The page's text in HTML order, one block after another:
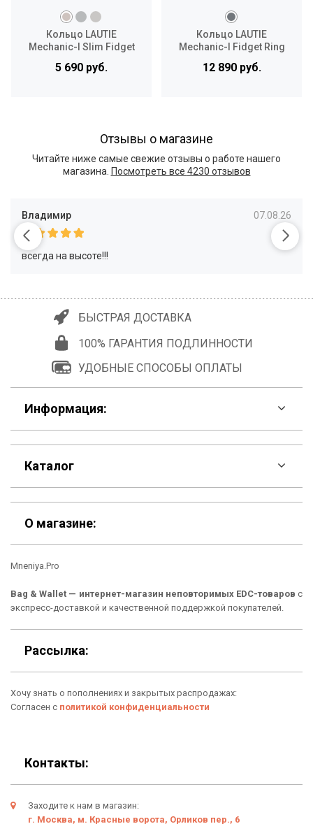
Кольцо LAUTIE
Mechanic-I Slim Fidget
5 690 руб.
Кольцо LAUTIE
Mechanic-I Fidget Ring
12 890 руб.
Отзывы о магазине
Читайте ниже самые свежие отзывы о работе нашего
магазина. Посмотреть все 4230 отзывов
Владимир 07.08.26
всегда на высоте!!!
БЫСТРАЯ ДОСТАВКА
100% ГАРАНТИЯ ПОДЛИННОСТИ
УДОБНЫЕ СПОСОБЫ ОПЛАТЫ
Информация:
F.A.Q
Контакты
Шоурум
Материалы
Подарочные сертификаты
О нас
Отзывы о Bag & Wallet
Гарантия
Условия возврата
Оферта
Каталог
Скидки
Кошельки
Сумки
Новинки
Подарки
О магазине:
Mneniya.Pro
Bag & Wallet — интернет-магазин неповторимых EDC-товаров с
экспресс-доставкой и качественной поддержкой покупателей.
Рассылка:
Хочу знать о пополнениях и закрытых распродажах:
Согласен с политикой конфиденциальности
Контакты:
Заходите к нам в магазин:
г. Москва, м. Красные ворота, Орликов пер., 6